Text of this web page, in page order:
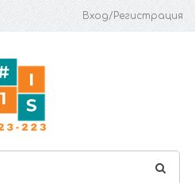
Вход/Регистрация